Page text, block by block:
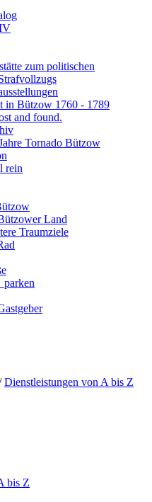
zum politischen
in Bützow 1760 - 1789
and found.
Tornado Bützow
rein
Land
Traumziele
parken
Dienstleistungen von A bis Z
bis Z